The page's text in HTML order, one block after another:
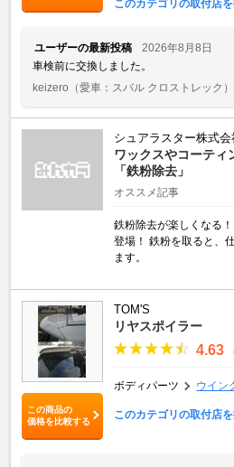
このカテゴリの取付店
ユーザーの最新投稿
2026年8月8日
車検前に交換しました。
keizero （愛車：スバル クロストレック）
シュアラスター株式会
ワックスやコーティ
「鉄粉除去」
オススメ記事
鉄粉除去が楽しくなる
登場！ 鉄粉を取ると、
ます。
この商品の
価格を比較する
TOM'S
リヤスポイラー
4.63
ボディパーツ ウイン
このカテゴリの取付店